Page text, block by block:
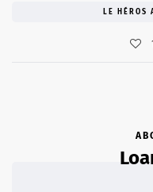
LE HÉROS